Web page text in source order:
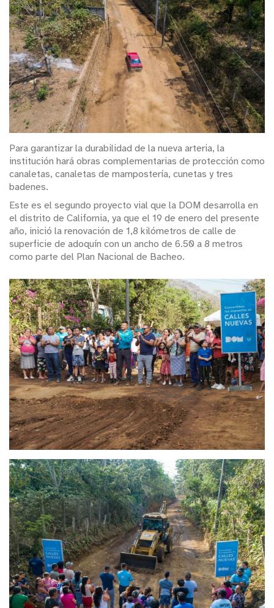
Para garantizar la durabilidad de la nueva arteria, la
institución hará obras complementarias de protección como
canaletas, canaletas de mampostería, cunetas y tres
badenes.
Este es el segundo proyecto vial que la DOM desarrolla en
el distrito de California, ya que el 19 de enero del presente
año, inició la renovación de 1,8 kilómetros de calle de
superficie de adoquín con un ancho de 6.50 a 8 metros
como parte del Plan Nacional de Bacheo.